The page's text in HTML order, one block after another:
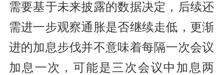
需要基于未来披露的数据决定，后续还
需进一步观察通胀是否继续走低，更渐
进的加息步伐并不意味着每隔一次会议
加息一次，可能是三次会议中加息两